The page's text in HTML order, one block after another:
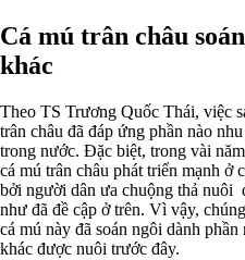
Cá mú trân châu
khác
Theo TS Trương Quốc Thái, việc
trân châu đã đáp ứng phần nào
trong nước. Đặc biệt, trong vài
cá mú trân châu phát triển mạnh ở
bởi người dân ưa chuộng thả
như đã đề cập ở trên. Vì vậy,
cá mú này đã soán ngôi dành
khác được nuôi trước đây.